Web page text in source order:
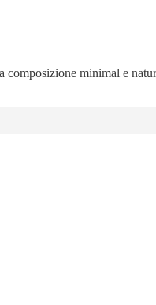
minimal e